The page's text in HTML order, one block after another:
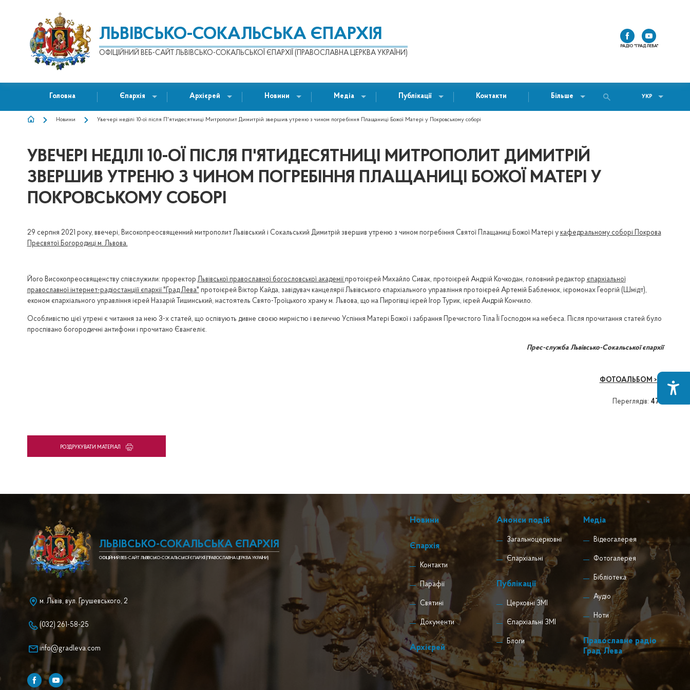
ЛЬВІВСЬКО-СОКАЛЬСЬКА ЄПАРХІЯ
ОФІЦІЙНИЙ ВЕБ-САЙТ ЛЬВІВСЬКО-СОКАЛЬСЬКОЇ ЄПАРХІЇ (ПРАВОСЛАВНА ЦЕРКВА УКРАЇНИ)
РАДІО "ГРАД ЛЕВА"
Головна Єпархія Архієрей Новини Медіа Публікації Контакти Більше УКР
РЯДОК
НАВІҐАЦІЇ
Новини Увечері неділі 10-ої після П'ятидесятниці Митрополит Димитрій звершив утреню з чином погребіння Плащаниці Божої Матері у Покровському соборі
УВЕЧЕРІ НЕДІЛІ 10-ОЇ ПІСЛЯ П'ЯТИДЕСЯТНИЦІ МИТРОПОЛИТ ДИМИТРІЙ
ЗВЕРШИВ УТРЕНЮ З ЧИНОМ ПОГРЕБІННЯ ПЛАЩАНИЦІ БОЖОЇ МАТЕРІ У
ПОКРОВСЬКОМУ СОБОРІ
29 серпня 2021 року, ввечері, Високопреосвященний митрополит Львівський і Сокальський Димитрій звершив утреню з чином погребіння Святої Плащаниці Божої Матері у кафедральному соборі Покрова
Пресвятої Богородиці м. Львова.
Його Високопреосвященству співслужили: проректор Львівської православної богословської академії протоієрей Михайло Сивак, протоієрей Андрій Кочкодан, головний редактор єпархіальної
православної інтернет-радіостанціїї єпархії "Град Лева" протоієрей Віктор Кайда, завідувач канцелярії Львівського єпархіального управління протоієрей Артемій Бабленюк, ієромонах Георгій (Шмідт),
економ єпархіального управління ієрей Назарій Тишинський, настоятель Свято-Троїцького храму м. Львова, що на Пирогівці ієрей Ігор Турик, ієрей Андрій Кончило.
Особливістю цієї утрені є читання за нею 3-х статей, що оспівують дивне своєю мирністю і величчю Успіння Матері Божої і забрання Пречистого Тіла Її Господом на небеса. Після прочитання статей було
проспівано богородичні антифони і прочитано Євангеліє.
Прес-служба Львівсько-Сокальської єпархії
ФОТОАЛЬБОМ >>>
Переглядів: 477
PОЗДРУКУВАТИ МАТЕРІАЛ
ЛЬВІВСЬКО-СОКАЛЬСЬКА ЄПАРХІЯ
ОФІЦІЙНИЙ ВЕБ-САЙТ ЛЬВІВСЬКО-СОКАЛЬСЬКОЇ ЄПАРХІЇ (ПРАВОСЛАВНА ЦЕРКВА УКРАЇНИ)
м. Львів, вул. Грушевського, 2
(032) 261-58-25
info@gradleva.com
Новини
Єпархія
Контакти
Парафії
Святині
Документи
Архієрей
Анонси подій
Загальноцерковні
Єпархіальні
Публікації
Церковні ЗМІ
Єпархіальні ЗМІ
Блоги
Медіа
Відеогалерея
Фотогалерея
Бібліотека
Аудіо
Ноти
Православне радіо
Град Лева